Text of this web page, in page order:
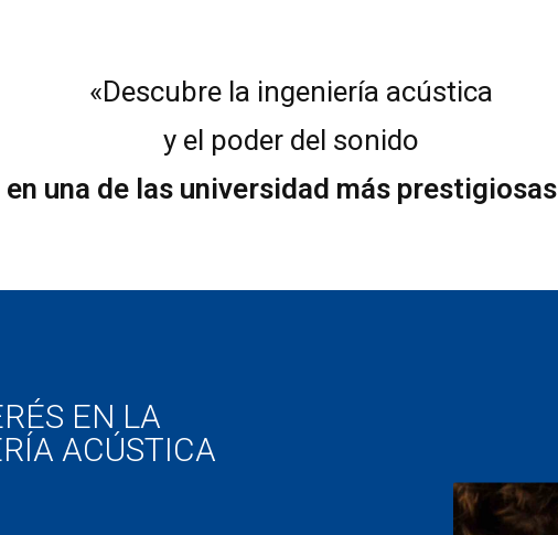
«Descubre la ingeniería acústica
y el poder del sonido
en una de las universidad más prestigiosas
EN LA
ACÚSTICA